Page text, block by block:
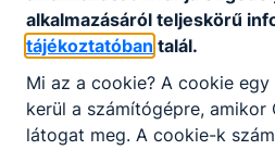
szakmai program alapján
szakmai tudást biztosító
ajánlott, akik tudatosan
jövőjüket. A tanulók a
alkalmazásáról teljeskörű
tájékoztatóban talál.
Mi az a cookie? A cookie
kerül a számítógépre, amikor
látogat meg. A cookie-k